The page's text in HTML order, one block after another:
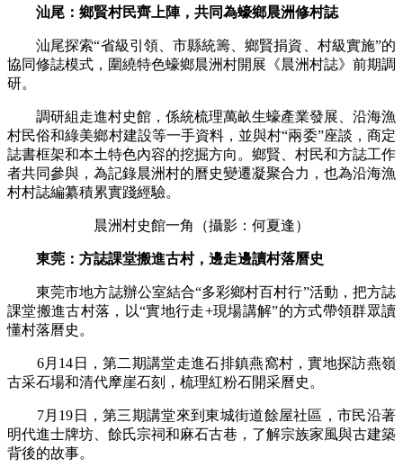
汕尾：鄉賢村民齊上陣，共同為蠔鄉晨洲修村誌
汕尾探索“省級引領、市縣統籌、鄉賢捐資、村級實施”的
協同修誌模式，圍繞特色蠔鄉晨洲村開展《晨洲村誌》前期調
研。
調研組走進村史館，係統梳理萬畝生蠔產業發展、沿海漁
村民俗和綠美鄉村建設等一手資料，並與村“兩委”座談，商定
誌書框架和本土特色內容的挖掘方向。鄉賢、村民和方誌工作
者共同參與，為記錄晨洲村的曆史變遷凝聚合力，也為沿海漁
村村誌編纂積累實踐經驗。
晨洲村史館一角（攝影：何夏逢）
東莞：方誌課堂搬進古村，邊走邊讀村落曆史
東莞市地方誌辦公室結合“多彩鄉村百村行”活動，把方誌
課堂搬進古村落，以“實地行走+現場講解”的方式帶領群眾讀
懂村落曆史。
6月14日，第二期講堂走進石排鎮燕窩村，實地探訪燕嶺
古采石場和清代摩崖石刻，梳理紅粉石開采曆史。
7月19日，第三期講堂來到東城街道餘屋社區，市民沿著
明代進士牌坊、餘氏宗祠和麻石古巷，了解宗族家風與古建築
背後的故事。